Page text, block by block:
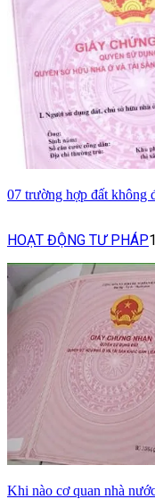
07 trường hợp đất không
HOẠT ĐỘNG TƯ PHÁP
Khi nào cơ quan nhà